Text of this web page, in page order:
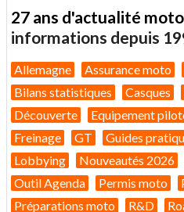
27 ans d'actualité
informations depuis
Allemagne Assurance moto
Bilans statistiques
Casques
Découverte
Equipement
Freinage
GT Guides
Lobbying
Nouveautés 2026
Outil Agenda
Permis moto
Préparations moto
R&D